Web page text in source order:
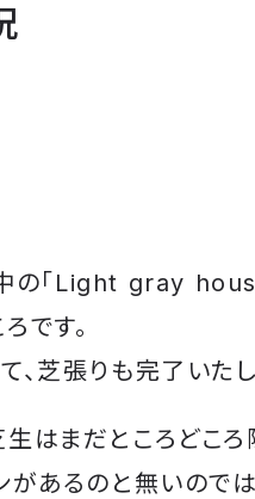
の「Light gray
です。
、芝張りも完了いた
はまだところどこ
があるのと無いので